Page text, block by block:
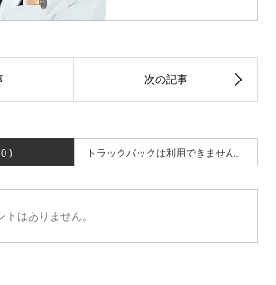
) トラックバックは利用できません。
はありません。